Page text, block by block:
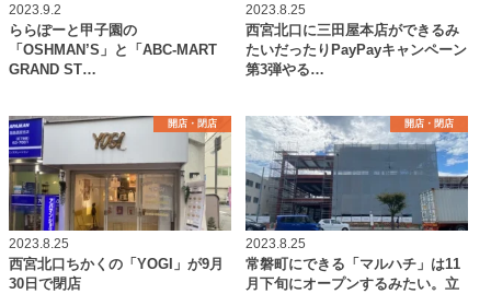
2023.9.2
ららぽーと甲子園の
「OSHMAN’S」と「ABC-MART
GRAND ST…
2023.8.25
西宮北口に三田屋本店ができるみ
たいだったりPayPayキャンペーン
第3弾やる…
開店・閉店
2023.8.25
西宮北口ちかくの「YOGI」が9月
30日で閉店
開店・閉店
2023.8.25
常磐町にできる「マルハチ」は11
月下旬にオープンするみたい。立